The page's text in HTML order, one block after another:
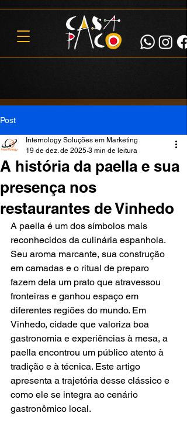
Post
A história da paella e sua
presença nos
restaurantes de Vinhedo
Internology Soluções em Marketing
19 de dez. de 2025 3 min de leitura
A paella é um dos símbolos mais
reconhecidos da culinária espanhola.
Seu aroma marcante, sua construção
em camadas e o ritual de preparo
fazem dela um prato que atravessou
fronteiras e ganhou espaço em
diferentes regiões do mundo. Em
Vinhedo, cidade que valoriza boa
gastronomia e experiências à mesa, a
paella encontrou um público atento à
tradição e à técnica. Este artigo
apresenta a trajetória desse clássico e
como ele se integra ao cenário
gastronômico local.